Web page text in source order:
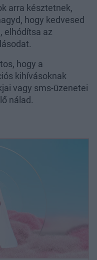
arra késztetnek,
hogy kedvesed
elhódítsa az
hogy a
kihívásoknak
vagy sms-üzenetei
nálad.